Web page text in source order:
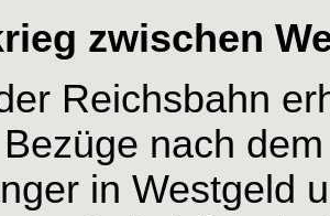
zwischen
Reichsbahn
nach
in Westgeld